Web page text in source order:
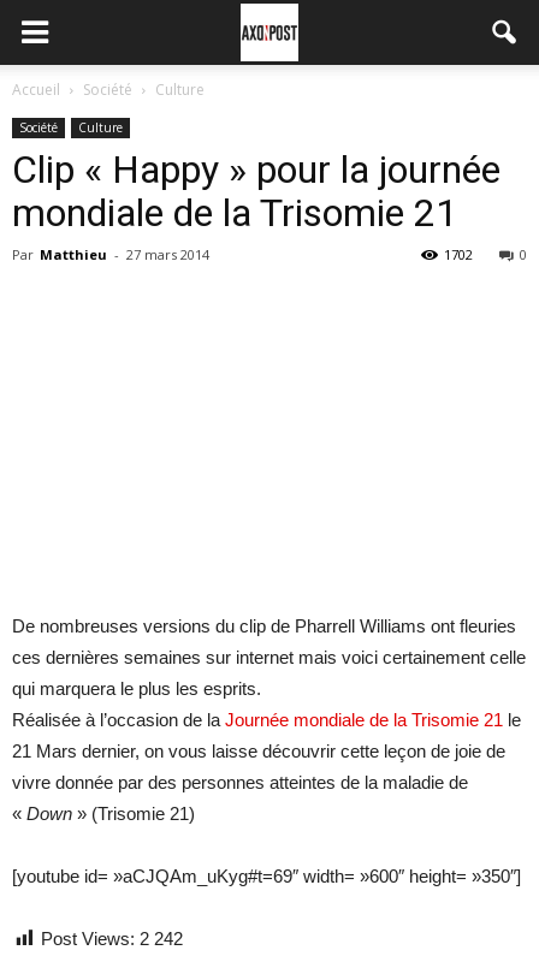
Accueil Société Culture
Société Culture
Clip « Happy » pour la journée
mondiale de la Trisomie 21
Par Matthieu - 27 mars 2014 0
1702
De nombreuses versions du clip de Pharrell Williams ont fleuries
ces dernières semaines sur internet mais voici certainement celle
qui marquera le plus les esprits.
Réalisée à l’occasion de la Journée mondiale de la Trisomie 21 le
21 Mars dernier, on vous laisse découvrir cette leçon de joie de
vivre donnée par des personnes atteintes de la maladie de
« Down » (Trisomie 21)
[youtube id= »aCJQAm_uKyg#t=69″ width= »600″ height= »350″]
Post Views: 2 242